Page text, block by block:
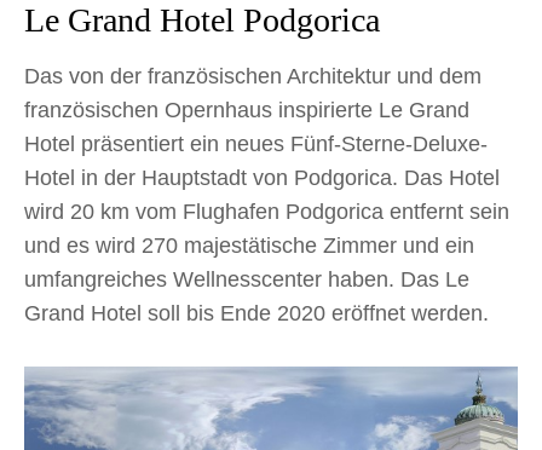
Le Grand Hotel Podgorica
Das von der französischen Architektur und dem
französischen Opernhaus inspirierte Le Grand
Hotel präsentiert ein neues Fünf-Sterne-Deluxe-
Hotel in der Hauptstadt von Podgorica. Das Hotel
wird 20 km vom Flughafen Podgorica entfernt sein
und es wird 270 majestätische Zimmer und ein
umfangreiches Wellnesscenter haben. Das Le
Grand Hotel soll bis Ende 2020 eröffnet werden.